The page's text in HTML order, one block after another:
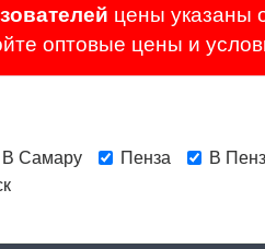
цены указаны
оптовые цены и
В Самару Пенза В